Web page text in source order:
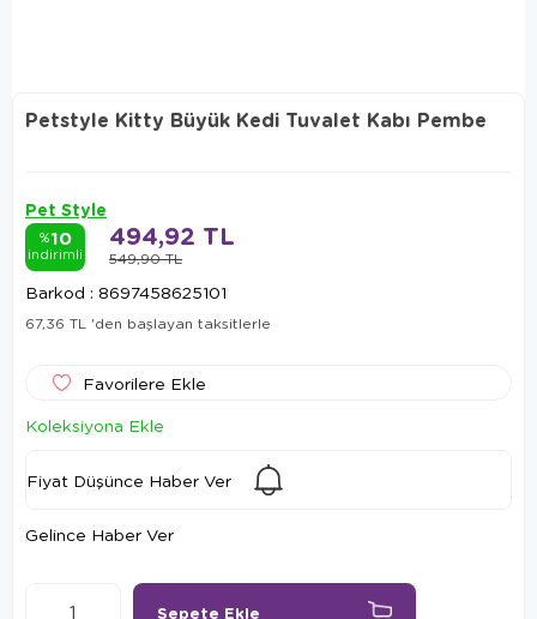
Petstyle Kitty Büyük Kedi Tuvalet Kabı Pembe
Pet Style
%10
indirimli 549,90 TL
494,92 TL
Barkod : 8697458625101
67,36 TL 'den başlayan taksitlerle
Favorilere Ekle
Koleksiyona Ekle
Fiyat Düşünce Haber Ver
Gelince Haber Ver